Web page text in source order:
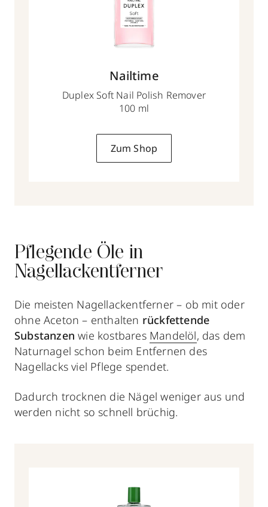
Nailtime
Duplex Soft Nail Polish Remover
100 ml
Zum Shop
Pflegende Öle in
Nagellackentferner
Die meisten Nagellackentferner – ob mit oder
ohne Aceton – enthalten rückfettende
Substanzen wie kostbares Mandelöl, das dem
Naturnagel schon beim Entfernen des
Nagellacks viel Pflege spendet.
Dadurch trocknen die Nägel weniger aus und
werden nicht so schnell brüchig.